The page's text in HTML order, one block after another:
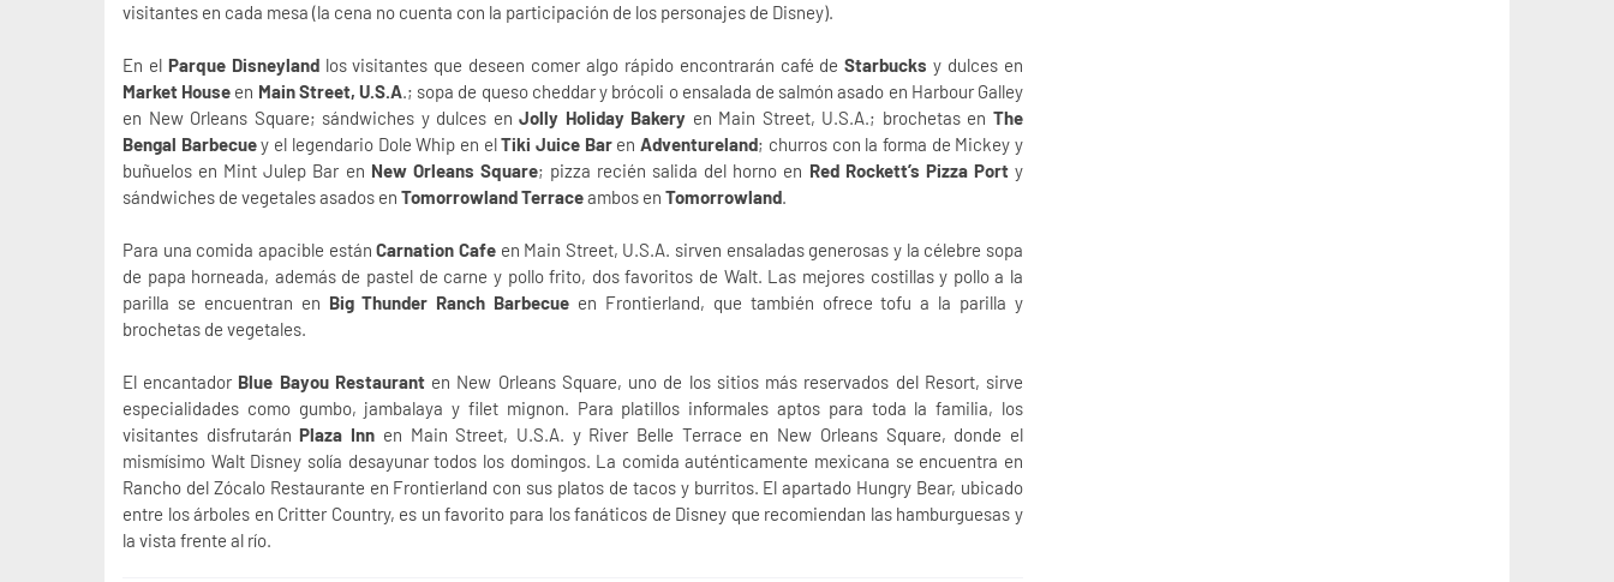
visitantes en cada mesa (la cena no cuenta con la participación de los personajes de Disney).
En el Parque Disneylandlos visitantes que deseen comer algo rápido encontrarán café deStarbucks y dulces en
Market House en Main Street, U.S.A.; sopa de queso cheddar y brócoli o ensalada de salmón asado en Harbour Galley
en New Orleans Square; sándwiches y dulces enJolly Holiday Bakery en Main Street, U.S.A.; brochetas enThe
Bengal Barbecuey el legendario Dole Whip en elTiki Juice Bar enAdventureland; churros con la forma de Mickey y
buñuelos en Mint Julep Bar en New Orleans Square; pizza recién salida del horno en Red Rockett’s Pizza Porty
sándwiches de vegetales asados en Tomorrowland Terraceambos en Tomorrowland.
Para una comida apacible estánCarnation Cafeen Main Street, U.S.A. sirven ensaladas generosas y la célebre sopa
de papa horneada, además de pastel de carne y pollo frito, dos favoritos de Walt. Las mejores costillas y pollo a la
parilla se encuentran en Big Thunder Ranch Barbecue en Frontierland, que también ofrece tofu a la parilla y
brochetas de vegetales.
El encantador Blue Bayou Restauranten New Orleans Square, uno de los sitios más reservados del Resort, sirve
especialidades como gumbo, jambalaya y filet mignon. Para platillos informales aptos para toda la familia, los
visitantes disfrutaránPlaza Inn en Main Street, U.S.A. y River Belle Terrace en New Orleans Square, donde el
mismísimo Walt Disney solía desayunar todos los domingos. La comida auténticamente mexicana se encuentra en
Rancho del Zócalo Restaurante en Frontierland con sus platos de tacos y burritos. El apartado Hungry Bear, ubicado
entre los árboles en Critter Country, es un favorito para los fanáticos de Disney que recomiendan las hamburguesas y
la vista frente al río.